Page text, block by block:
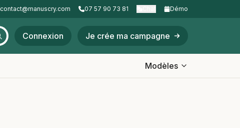
contact@manuscry.com 07 57 90 73 81 Démo
Connexion Je crée ma campagne
Modèles